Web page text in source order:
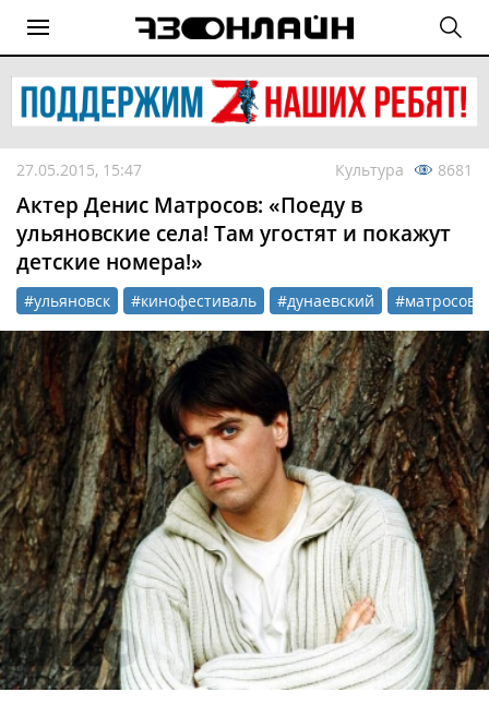
27.05.2015, 15:47 Культура 8681
Актер Денис Матросов: «Поеду в
ульяновские села! Там угостят и покажут
детские номера!»
#ульяновск #кинофестиваль #дунаевский #матросов